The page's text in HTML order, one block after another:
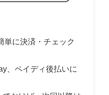
単に決済・チェック
、ペイディ後払いに